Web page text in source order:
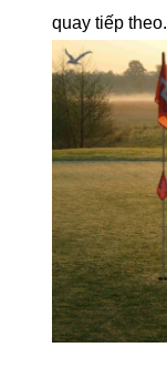
quay tiếp theo.